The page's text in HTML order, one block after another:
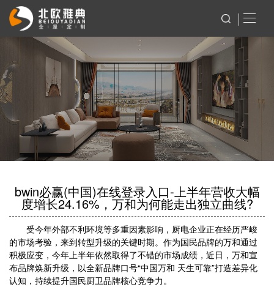
bwin必赢(中国)在线登录入口-上半年营收大幅
度增长24.16%，万和为何能走出独立曲线?
受今年外部不利环境等多重因素影响，厨电企业正在经历严峻
的市场考验，来到转型升级的关键时期。作为国民品牌的万和通过
积极应变，今年上半年依然取得了不错的市场成绩，近日，万和宣
布品牌焕新升级，以全新品牌口号“中国万和 天生可靠”打造差异化
认知，持续提升国民厨卫品牌核心竞争力。